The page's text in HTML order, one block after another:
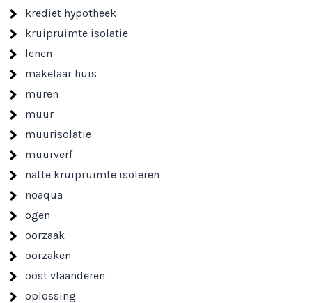
krediet hypotheek
kruipruimte isolatie
lenen
makelaar huis
muren
muur
muurisolatie
muurverf
natte kruipruimte isoleren
noaqua
ogen
oorzaak
oorzaken
oost vlaanderen
oplossing